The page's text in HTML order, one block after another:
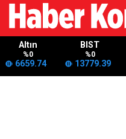
Altın
%0
6659.74
BIST
%0
13779.39